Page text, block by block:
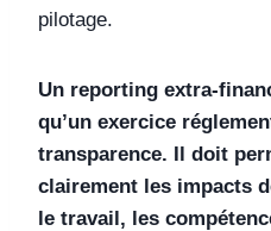
pilotage.
Un reporting
qu’un exercice
transparence. Il doit
clairement les impacts
le travail, les